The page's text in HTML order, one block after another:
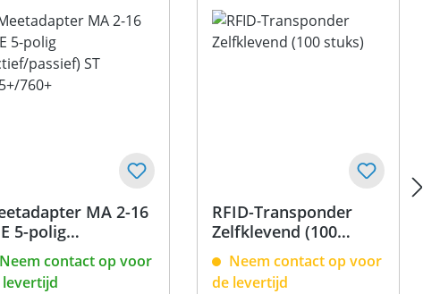
MA 2-16
5-polig
passief) ST
760+
Neem contact op voor
levertijd
RFID-Transponder
Zelfklevend (100
stuks)
Neem contact op voor
de levertijd